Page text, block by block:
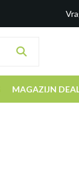
MAGAZIJN